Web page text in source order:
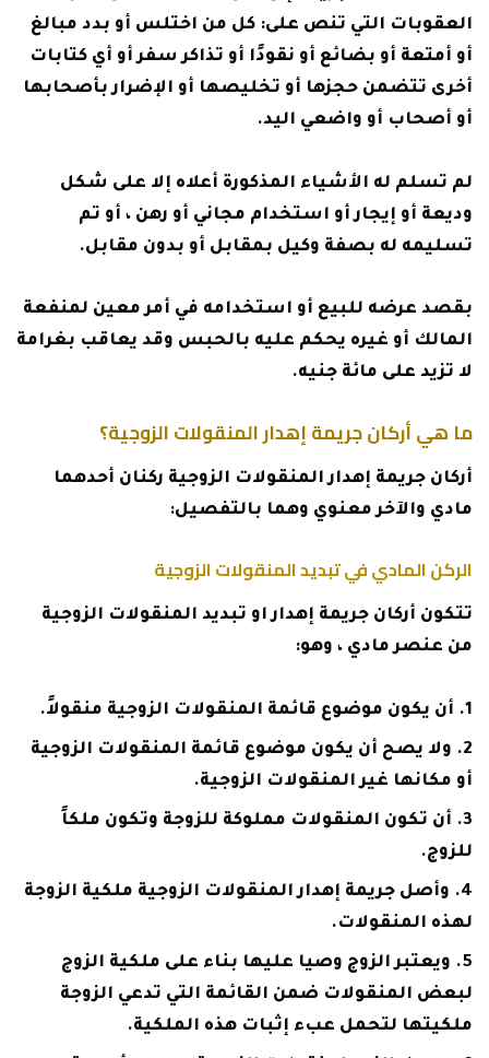
العقوبات التي تنص على: كل من اختلس أو بدد مبالغ
أو أمتعة أو بضائع أو نقودًا أو تذاكر سفر أو أي كتابات
أخرى تتضمن حجزها أو تخليصها أو الإضرار بأصحابها
أو أصحاب أو واضعي اليد.
لم تسلم له الأشياء المذكورة أعلاه إلا على شكل
وديعة أو إيجار أو استخدام مجاني أو رهن ، أو تم
تسليمه له بصفة وكيل بمقابل أو بدون مقابل.
بقصد عرضه للبيع أو استخدامه في أمر معين لمنفعة
المالك أو غيره يحكم عليه بالحبس وقد يعاقب بغرامة
لا تزيد على مائة جنيه.
ما هي أركان جريمة إهدار المنقولات الزوجية؟
أركان جريمة إهدار المنقولات الزوجية ركنان أحدهما
مادي والآخر معنوي وهما بالتفصيل:
الركن المادي في تبديد المنقولات الزوجية
تتكون أركان جريمة إهدار او تبديد المنقولات الزوجية
من عنصر مادي ، وهو:
أن يكون موضوع قائمة المنقولات الزوجية منقولاً.
ولا يصح أن يكون موضوع قائمة المنقولات الزوجية
أو مكانها غير المنقولات الزوجية.
أن تكون المنقولات مملوكة للزوجة وتكون ملكاً
للزوج.
وأصل جريمة إهدار المنقولات الزوجية ملكية الزوجة
لهذه المنقولات.
ويعتبر الزوج وصيا عليها بناء على ملكية الزوج
لبعض المنقولات ضمن القائمة التي تدعي الزوجة
ملكيتها لتحمل عبء إثبات هذه الملكية.